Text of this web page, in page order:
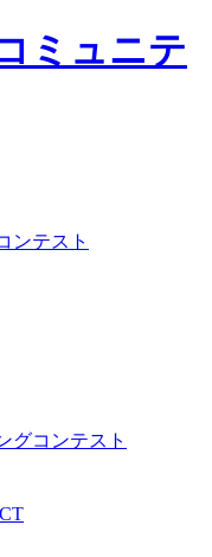
ンテスト
グコンテスト